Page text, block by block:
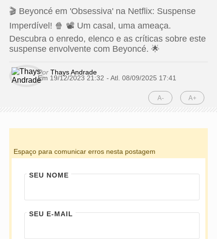
🎬 Beyoncé em 'Obsessiva' na Netflix: Suspense
Imperdível! 🍿 📽️ Um casal, uma ameaça.
Descubra o enredo, elenco e as críticas sobre este
suspense envolvente com Beyoncé. 🌟
Por Thays Andrade
Em 19/12/2023 21:32 - Atl. 08/09/2025 17:41
A- A+
Espaço para comunicar erros nesta postagem
SEU NOME
SEU E-MAIL